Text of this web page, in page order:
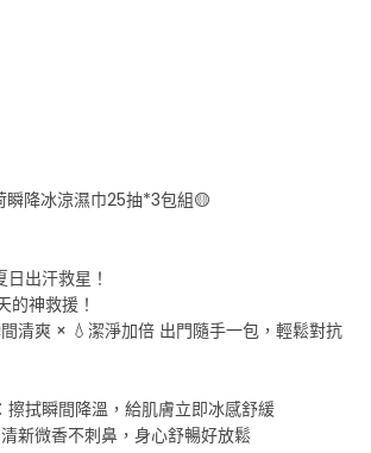
降冰涼濕巾25抽*3包組🟡
出汗救星！
的神救援！
清爽 × 💧潔淨加倍 出門隨手一包，輕鬆對抗
拭瞬間降溫，給肌膚立即冰感舒緩
新微香不刺鼻，身心舒暢好放鬆